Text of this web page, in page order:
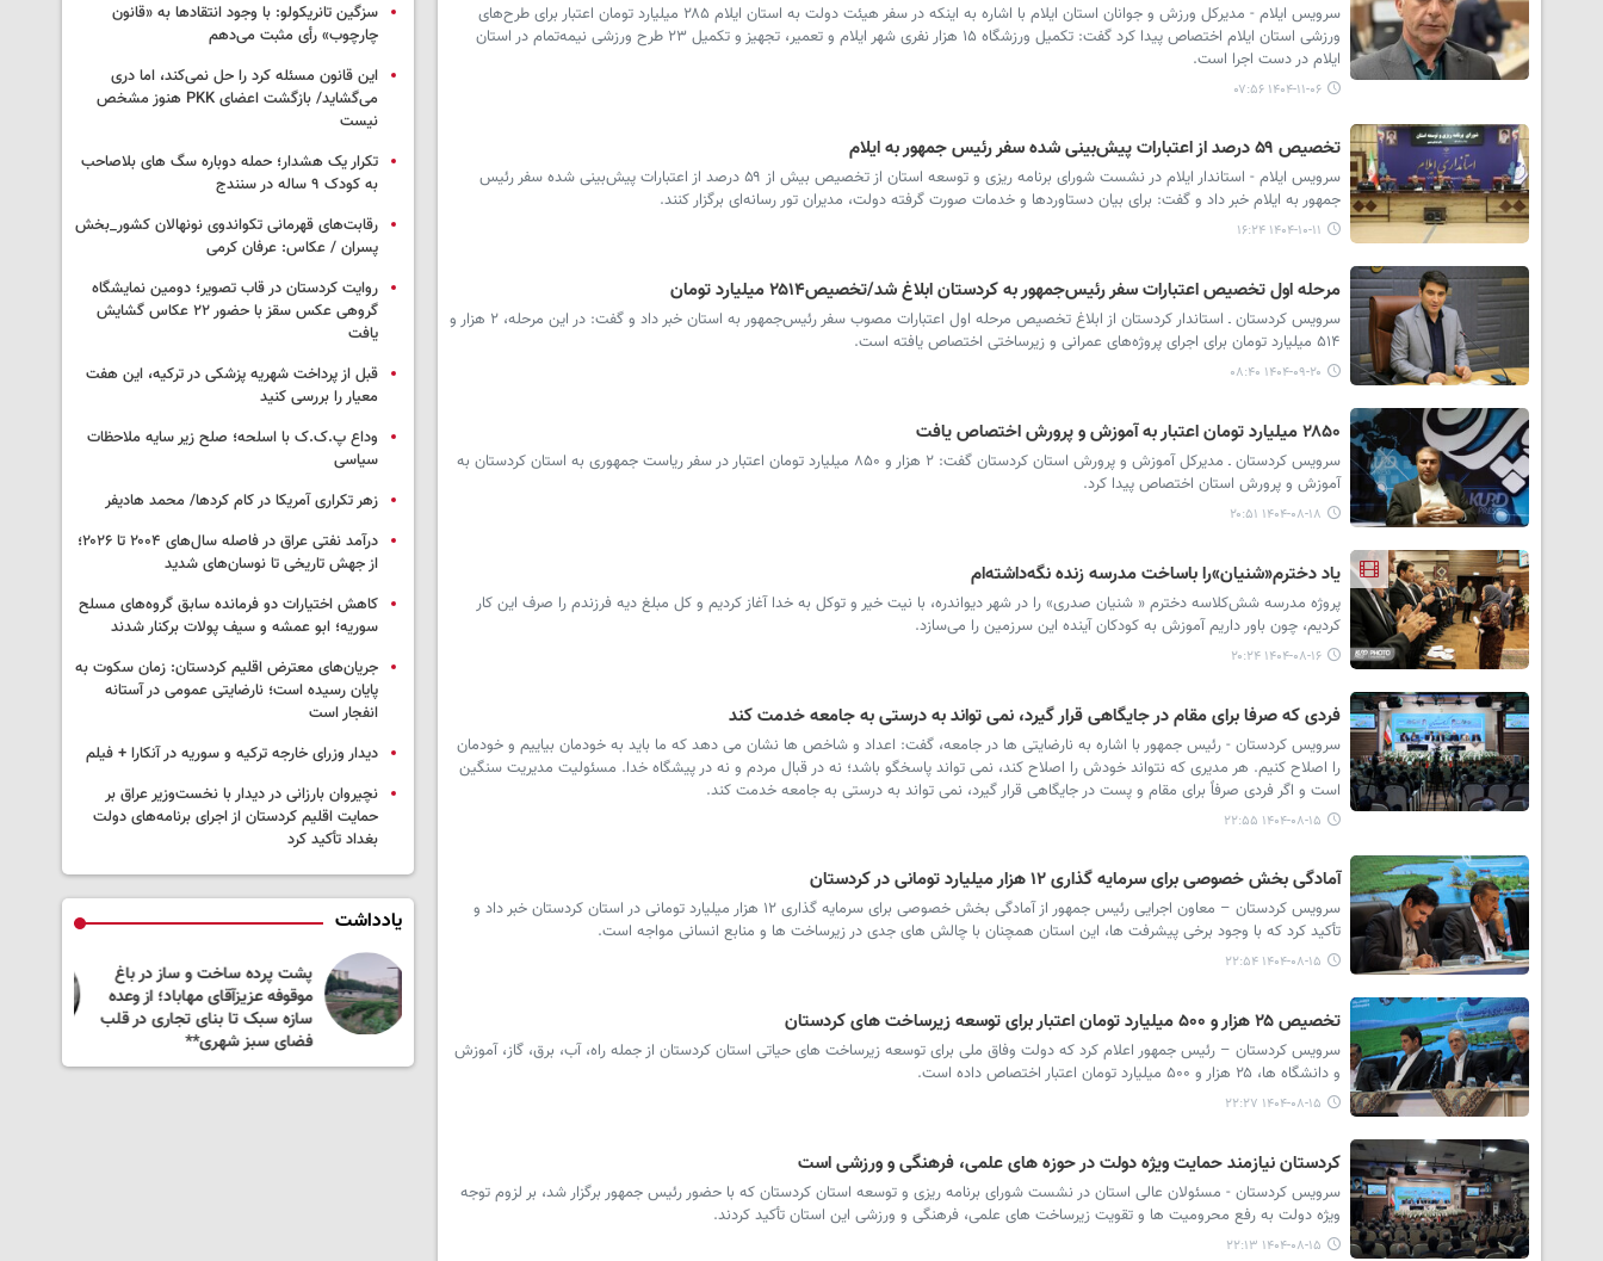
سرویس ایلام - مدیرکل ورزش و جوانان استان ایلام با اشاره به اینکه در سفر هیئت دولت به استان ایلام ۲۸۵ میلیارد تومان اعتبار برای طرح‌های
ورزشی استان ایلام اختصاص پیدا کرد گفت: تکمیل ورزشگاه ۱۵ هزار نفری شهر ایلام و تعمیر، تجهیز و تکمیل ۲۳ طرح ورزشی نیمه‌تمام در استان
ایلام در دست اجرا است.
۱۴۰۴-۱۱-۰۶ ۰۷:۵۶
تخصیص ۵۹ درصد از اعتبارات پیش‌بینی شده سفر رئیس جمهور به ایلام
سرویس ایلام - استاندار ایلام در نشست شورای برنامه ریزی و توسعه استان از تخصیص بیش از ۵۹ درصد از اعتبارات پیش‌بینی شده سفر رئیس
جمهور به ایلام خبر داد و گفت: برای بیان دستاوردها و خدمات صورت گرفته دولت، مدیران تور رسانه‌ای برگزار کنند.
۱۴۰۴-۱۰-۱۱ ۱۶:۲۴
مرحله اول تخصیص اعتبارات سفر رئیس‌جمهور به کردستان ابلاغ شد/تخصیص۲۵۱۴ میلیارد تومان
سرویس کردستان ـ استاندار کردستان از ابلاغ تخصیص مرحله اول اعتبارات مصوب سفر رئیس‌جمهور به استان خبر داد و گفت: در این مرحله، ۲ هزار و
۵۱۴ میلیارد تومان برای اجرای پروژه‌های عمرانی و زیرساختی اختصاص یافته است.
۱۴۰۴-۰۹-۲۰ ۰۸:۴۰
۲۸۵۰ میلیارد تومان اعتبار به آموزش و پرورش اختصاص یافت
سرویس کردستان ـ مدیرکل آموزش و پرورش استان کردستان گفت: ۲ هزار و ۸۵۰ میلیارد تومان اعتبار در سفر ریاست جمهوری به استان کردستان به
آموزش و پرورش استان اختصاص پیدا کرد.
۱۴۰۴-۰۸-۱۸ ۲۰:۵۱
یاد دخترم«شنیان»را باساخت مدرسه زنده نگه‌داشته‌ام
پروژه مدرسه شش‌کلاسه دخترم « شنیان صدری» را در شهر دیواندره، با نیت خیر و توکل به خدا آغاز کردیم و کل مبلغ دیه فرزندم را صرف این کار
کردیم، چون باور داریم آموزش به کودکان آینده این سرزمین را می‌سازد.
۱۴۰۴-۰۸-۱۶ ۲۰:۲۴
فردی که صرفا برای مقام در جایگاهی قرار گیرد، نمی تواند به درستی به جامعه خدمت کند
سرویس کردستان - رئیس جمهور با اشاره به نارضایتی ها در جامعه، گفت: اعداد و شاخص ها نشان می دهد که ما باید به خودمان بیاییم و خودمان
را اصلاح کنیم. هر مدیری که نتواند خودش را اصلاح کند، نمی تواند پاسخگو باشد؛ نه در قبال مردم و نه در پیشگاه خدا. مسئولیت مدیریت سنگین
است و اگر فردی صرفاً برای مقام و پست در جایگاهی قرار گیرد، نمی تواند به درستی به جامعه خدمت کند.
۱۴۰۴-۰۸-۱۵ ۲۲:۵۵
آمادگی بخش خصوصی برای سرمایه گذاری ۱۲ هزار میلیارد تومانی در کردستان
سرویس کردستان – معاون اجرایی رئیس جمهور از آمادگی بخش خصوصی برای سرمایه گذاری ۱۲ هزار میلیارد تومانی در استان کردستان خبر داد و
تأکید کرد که با وجود برخی پیشرفت ها، این استان همچنان با چالش های جدی در زیرساخت ها و منابع انسانی مواجه است.
۱۴۰۴-۰۸-۱۵ ۲۲:۵۴
تخصیص ۲۵ هزار و ۵۰۰ میلیارد تومان اعتبار برای توسعه زیرساخت های کردستان
سرویس کردستان – رئیس جمهور اعلام کرد که دولت وفاق ملی برای توسعه زیرساخت های حیاتی استان کردستان از جمله راه، آب، برق، گاز، آموزش
و دانشگاه ها، ۲۵ هزار و ۵۰۰ میلیارد تومان اعتبار اختصاص داده است.
۱۴۰۴-۰۸-۱۵ ۲۲:۲۷
کردستان نیازمند حمایت ویژه دولت در حوزه های علمی، فرهنگی و ورزشی است
سرویس کردستان - مسئولان عالی استان در نشست شورای برنامه ریزی و توسعه استان کردستان که با حضور رئیس جمهور برگزار شد، بر لزوم توجه
ویژه دولت به رفع محرومیت ها و تقویت زیرساخت های علمی، فرهنگی و ورزشی این استان تأکید کردند.
۱۴۰۴-۰۸-۱۵ ۲۲:۱۳
سزگین تانریکولو: با وجود انتقادها به «قانون
چارچوب» رأی مثبت می‌دهم
این قانون مسئله کرد را حل نمی‌کند، اما دری
می‌گشاید/ بازگشت اعضای PKK هنوز مشخص
نیست
تکرار یک هشدار؛ حمله دوباره سگ های بلاصاحب
به کودک ۹ ساله در سنندج
رقابت‌های قهرمانی تکواندوی نونهالان کشور_بخش
پسران / عکاس: عرفان کرمی
روایت کردستان در قاب تصویر؛ دومین نمایشگاه
گروهی عکس سقز با حضور ۲۲ عکاس گشایش
یافت
قبل از پرداخت شهریه پزشکی در ترکیه، این هفت
معیار را بررسی کنید
وداع پ.ک.ک با اسلحه؛ صلح زیر سایه ملاحظات
سیاسی
زهر تکراری آمریکا در کام کردها/ محمد هادیفر
درآمد نفتی عراق در فاصله سال‌های ۲۰۰۴ تا ۲۰۲۶؛
از جهش تاریخی تا نوسان‌های شدید
کاهش اختیارات دو فرمانده سابق گروه‌های مسلح
سوریه؛ ابو عمشه و سیف پولات برکنار شدند
جریان‌های معترض اقلیم کردستان: زمان سکوت به
پایان رسیده است؛ نارضایتی عمومی در آستانه
انفجار است
دیدار وزرای خارجه ترکیه و سوریه در آنکارا + فیلم
نچیروان بارزانی در دیدار با نخست‌وزیر عراق بر
حمایت اقلیم کردستان از اجرای برنامه‌های دولت
بغداد تأکید کرد
یادداشت
فضای سبز شهری**
در امرالی درباره چه چیزی گفت‌وگو
شد؟